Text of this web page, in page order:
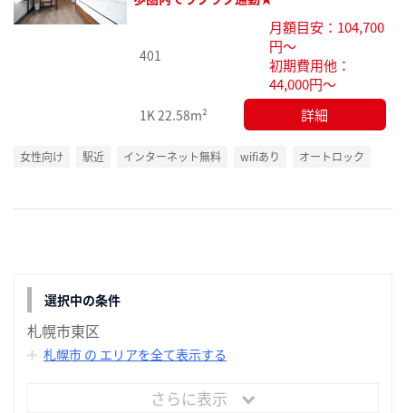
録
401
月額目安：104,700
円～
初期費用他：
44,000円～
1K22.58m² 詳細
女性向け 駅近 インターネット無料 wifiあり オートロック
選択中の条件
札幌市東区
札幌市 の エリアを全て表示する
さらに表示